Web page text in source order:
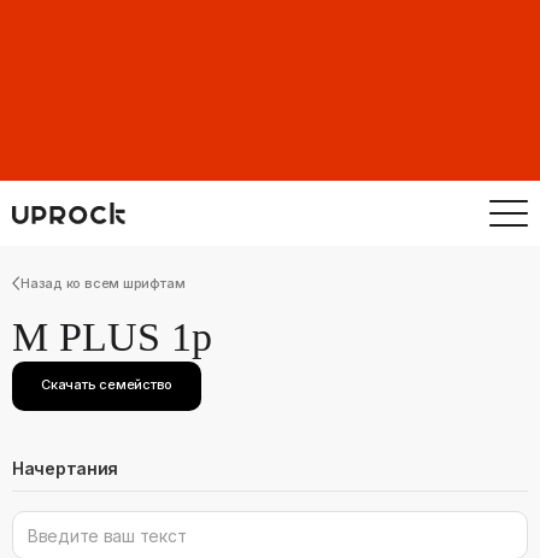
Назад ко всем шрифтам
M PLUS 1p
Скачать семейство
Начертания